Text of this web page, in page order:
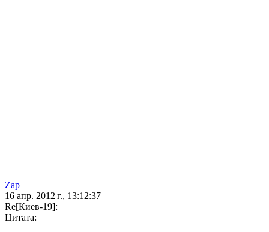
Zap
16 апр. 2012 г., 13:12:37
Re[Киев-19]:
Цитата: